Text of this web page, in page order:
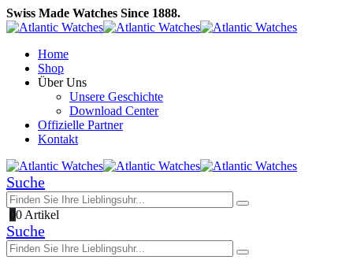
Swiss Made Watches Since 1888.
Home
Shop
Über Uns
Unsere Geschichte
Download Center
Offizielle Partner
Kontakt
Suche
00 Artikel
Suche